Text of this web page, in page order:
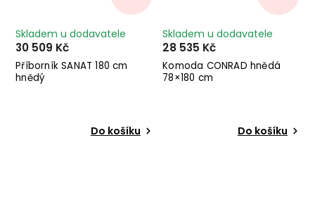
Příborník SANAT 180 cm
hnědý
Skladem u dodavatele
30 509 Kč
Do košíku
Komoda CONRAD hnědá
78×180 cm
Skladem u dodavatele
28 535 Kč
Do košíku